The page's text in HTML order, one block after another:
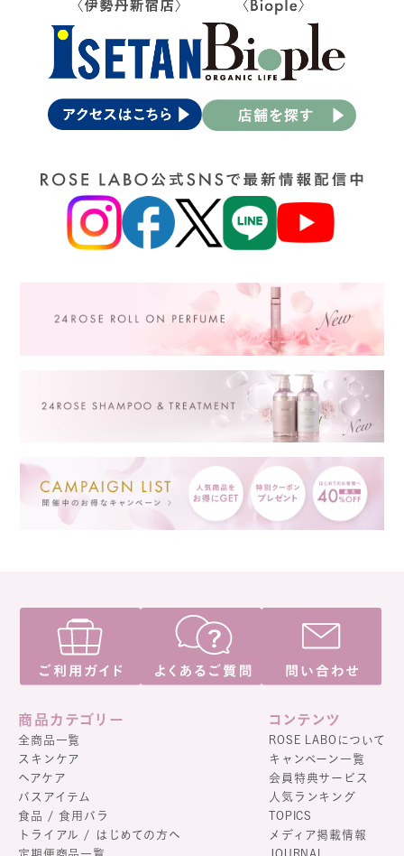
商品カテゴリー
全商品一覧
スキンケア
ヘアケア
バスアイテム
食品 / 食用バラ
トライアル / はじめての方へ
コンテンツ
ROSE LABOについて
キャンペーン一覧
会員特典サービス
人気ランキング
TOPICS
メディア掲載情報